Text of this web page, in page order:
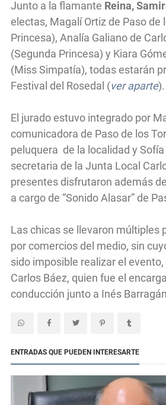
Junto a la flamante Reina,
electas, Magalí Ortiz de Paso de
Princesa), Analía Galiano de
(Segunda Princesa) y Kiara
(Miss Simpatía), todas estarán
Festival del Rosedal (ver aparte).
El jurado estuvo integrado por
comunicadora de Paso de los
peluquera de la localidad y
secretaria de la Junta Local
presentes disfrutaron además
a cargo de “Sonido Alasar” de
Las chicas se llevaron múltiples
por comercios del medio, sin
sido imposible realizar el
Carlos Báez, quien fue el
conducción junto a Inés
ENTRADAS QUE PUEDEN INTERESARTE